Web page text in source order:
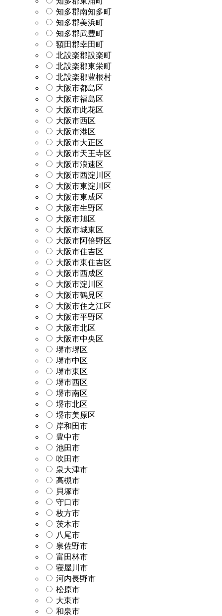
知多郡南知多町
知多郡美浜町
知多郡武豊町
額田郡幸田町
北設楽郡設楽町
北設楽郡東栄町
北設楽郡豊根村
大阪市都島区
大阪市福島区
大阪市此花区
大阪市西区
大阪市港区
大阪市大正区
大阪市天王寺区
大阪市浪速区
大阪市西淀川区
大阪市東淀川区
大阪市東成区
大阪市生野区
大阪市旭区
大阪市城東区
大阪市阿倍野区
大阪市住吉区
大阪市東住吉区
大阪市西成区
大阪市淀川区
大阪市鶴見区
大阪市住之江区
大阪市平野区
大阪市北区
大阪市中央区
堺市堺区
堺市中区
堺市東区
堺市西区
堺市南区
堺市北区
堺市美原区
岸和田市
豊中市
池田市
吹田市
泉大津市
高槻市
貝塚市
守口市
枚方市
茨木市
八尾市
泉佐野市
富田林市
寝屋川市
河内長野市
松原市
大東市
和泉市